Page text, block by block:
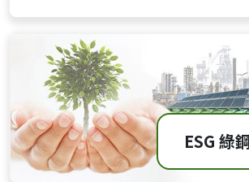
ESG 綠